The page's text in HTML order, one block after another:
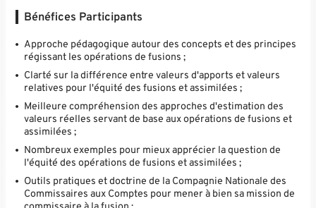
Bénéfices Participants
Approche pédagogique autour des concepts et des principes
régissant les opérations de fusions ;
Clarté sur la différence entre valeurs d'apports et valeurs
relatives pour l'équité des fusions et assimilées ;
Meilleure compréhension des approches d'estimation des
valeurs réelles servant de base aux opérations de fusions et
assimilées ;
Nombreux exemples pour mieux apprécier la question de
l'équité des opérations de fusions et assimilées ;
Outils pratiques et doctrine de la Compagnie Nationale des
Commissaires aux Comptes pour mener à bien sa mission de